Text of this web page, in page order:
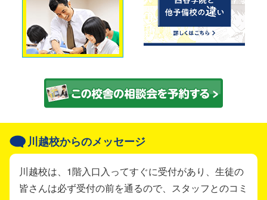
川越校からのメッセージ
川越校は、1階入口入ってすぐに受付があり、生徒の
皆さんは必ず受付の前を通るので、スタッフとのコミ